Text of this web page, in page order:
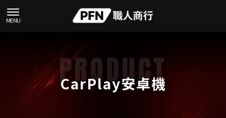
CarPlay安卓機